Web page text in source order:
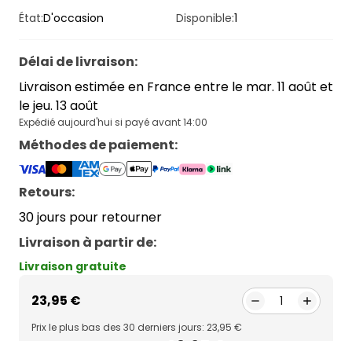
État:D'occasion Disponible:1
Délai de livraison:
Livraison estimée en France entre le mar. 11 août et
le jeu. 13 août
Expédié aujourd'hui si payé avant 14:00
Méthodes de paiement:
Retours:
30 jours pour retourner
Livraison à partir de:
Livraison gratuite
23,95 € 1
Prix le plus bas des 30 derniers jours: 23,95 €